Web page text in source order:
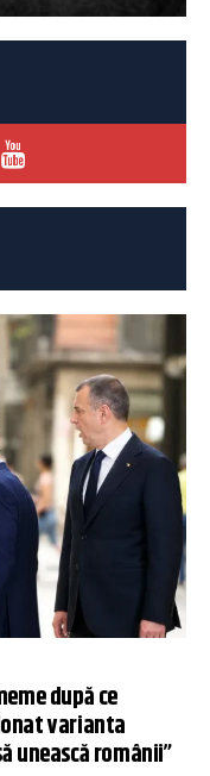
după ce
varianta
unească românii”